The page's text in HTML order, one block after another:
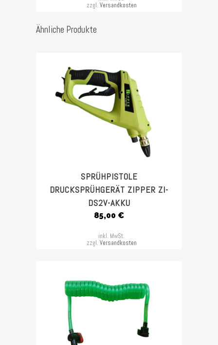
zzgl. Versandkosten
Ähnliche Produkte
SPRÜHPISTOLE
DRUCKSPRÜHGERÄT ZIPPER ZI-
DS2V-AKKU
85,00 €
inkl. MwSt.
zzgl. Versandkosten